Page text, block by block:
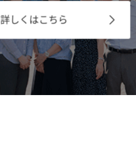
詳しくはこちら